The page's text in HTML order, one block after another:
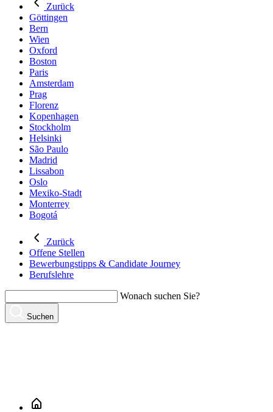
Zurück
Göttingen
Bern
Wien
Oxford
Boston
Paris
Amsterdam
Prag
Florenz
Kopenhagen
Stockholm
Helsinki
São Paulo
Madrid
Lissabon
Oslo
Mexiko-Stadt
Monterrey
Bogotá
Zurück
Offene Stellen
Bewerbungstipps & Candidate Journey
Berufslehre
Wonach suchen Sie?
Suchen